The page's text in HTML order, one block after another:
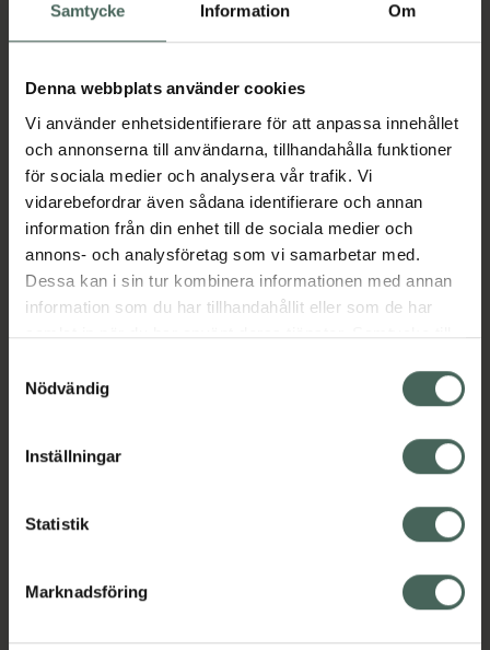
Samtycke Information Om
Denna webbplats använder cookies
Vi använder enhetsidentifierare för att anpassa innehållet
och annonserna till användarna, tillhandahålla funktioner
för sociala medier och analysera vår trafik. Vi
vidarebefordrar även sådana identifierare och annan
information från din enhet till de sociala medier och
annons- och analysföretag som vi samarbetar med.
Dessa kan i sin tur kombinera informationen med annan
information som du har tillhandahållit eller som de har
samlat in när du har använt deras tjänster. Samtycke till
återkalla ditt samtycke via webbplatsens
cookieinställningar. Ett återkallat samtycke påverkar inte
lagligheten av behandling som skett innan återkallelsen.
Nödvändig
Inställningar
Statistik
Marknadsföring
Din e-postadress
Jag accepterar villkoren
Spara
Aktuella erbjudanden
Beskrivning Dölj
Jämförpris 68,96 kr/st
Kronans Apotek finns här för dig. Du hittar oss från Skåne i